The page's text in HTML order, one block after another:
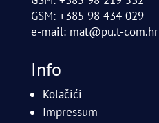
GSM: +385 98 434 029
e-mail: mat@pu.t-com.hr
Info
Kolačići
Impressum